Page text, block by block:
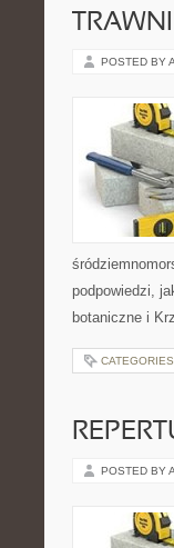
POSTED BY
podpowiedzi,
botaniczne i
POSTED BY